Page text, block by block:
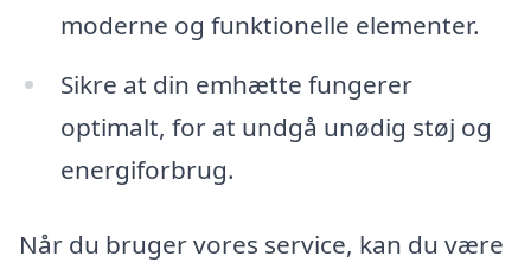
moderne og funktionelle elementer.
Sikre at din emhætte fungerer
optimalt, for at undgå unødig støj og
energiforbrug.
Når du bruger vores service, kan du være